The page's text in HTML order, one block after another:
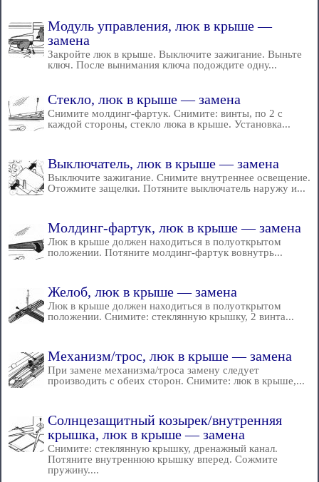
Модуль управления, люк в крыше —
замена
Закройте люк в крыше. Выключите зажигание. Выньте
ключ. После вынимания ключа подождите одну...
Стекло, люк в крыше — замена
Снимите молдинг-фартук. Снимите: винты, по 2 с
каждой стороны, стекло люка в крыше. Установка...
Выключатель, люк в крыше — замена
Выключите зажигание. Снимите внутреннее освещение.
Отожмите защелки. Потяните выключатель наружу и...
Молдинг-фартук, люк в крыше — замена
Люк в крыше должен находиться в полуоткрытом
положении. Потяните молдинг-фартук вовнутрь...
Желоб, люк в крыше — замена
Люк в крыше должен находиться в полуоткрытом
положении. Снимите: стеклянную крышку, 2 винта...
Механизм/трос, люк в крыше — замена
При замене механизма/троса замену следует
производить с обеих сторон. Снимите: люк в крыше,...
Солнцезащитный козырек/внутренняя
крышка, люк в крыше — замена
Снимите: стеклянную крышку, дренажный канал.
Потяните внутреннюю крышку вперед. Сожмите
пружину....